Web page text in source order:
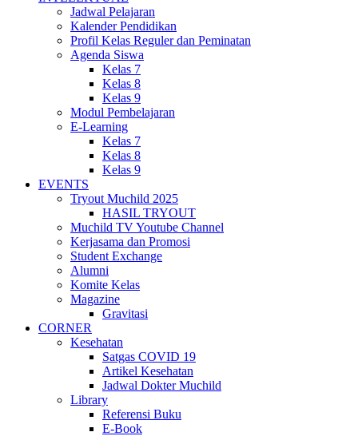
Jadwal Pelajaran
Kalender Pendidikan
Profil Kelas Reguler dan Peminatan
Agenda Siswa
Kelas 7
Kelas 8
Kelas 9
Modul Pembelajaran
E-Learning
Kelas 7
Kelas 8
Kelas 9
EVENTS
Tryout Muchild 2025
HASIL TRYOUT
Muchild TV Youtube Channel
Kerjasama dan Promosi
Student Exchange
Alumni
Komite Kelas
Magazine
Gravitasi
CORNER
Kesehatan
Satgas COVID 19
Artikel Kesehatan
Jadwal Dokter Muchild
Library
Referensi Buku
E-Book